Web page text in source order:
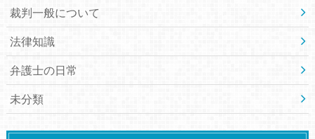
裁判一般について
法律知識
弁護士の日常
未分類